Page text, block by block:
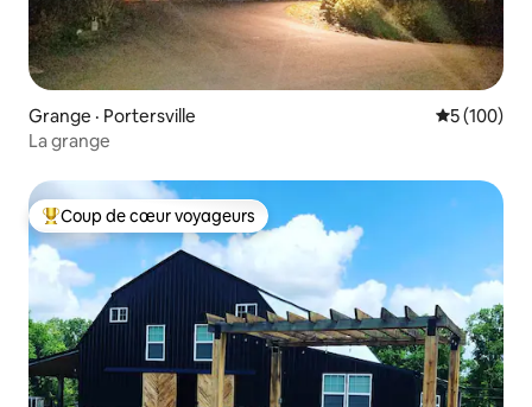
Grange · Portersville Note
5 (100)
La grange
Coup de cœur voyageurs parmi les plus aimés
Coup de cœur voyageurs